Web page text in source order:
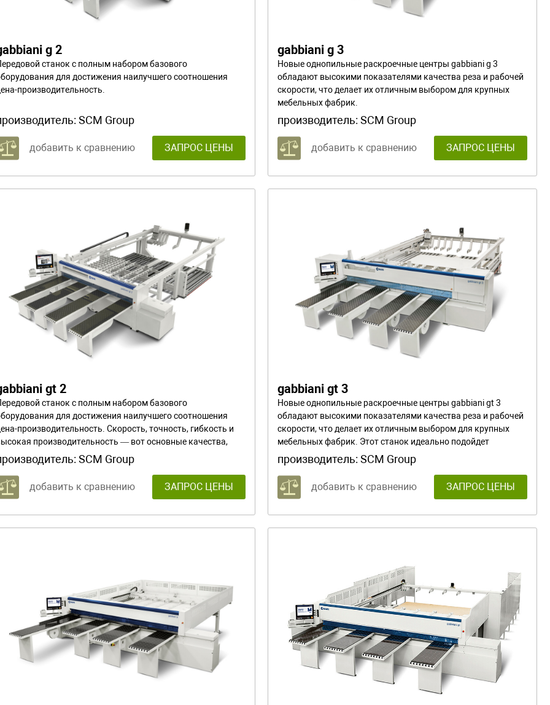
g 2
станок с полным набором базового
для достижения наилучшего соотношения
производительность.
SCM Group
добавить к сравнению ЗАПРОС ЦЕНЫ
gabbiani g 3
Новые однопильные раскроечные центры gabbiani g 3
обладают высокими показателями качества реза и рабочей
скорости, что делает их отличным выбором для крупных
мебельных фабрик.
производитель: SCM Group
добавить к сравнению ЗАПРОС ЦЕНЫ
gt 2
станок с полным набором базового
для достижения наилучшего соотношения
производительность. Скорость, точность, гибкость и
производительность — вот основные качества,
gabbiani gt 2 среди других моделей.
SCM Group
добавить к сравнению ЗАПРОС ЦЕНЫ
gabbiani gt 3
Новые однопильные раскроечные центры gabbiani gt 3
обладают высокими показателями качества реза и рабочей
скорости, что делает их отличным выбором для крупных
мебельных фабрик. Этот станок идеально подойдет
компаниям, выпускающим изделия средними и большими
партиями.
производитель: SCM Group
добавить к сравнению ЗАПРОС ЦЕНЫ